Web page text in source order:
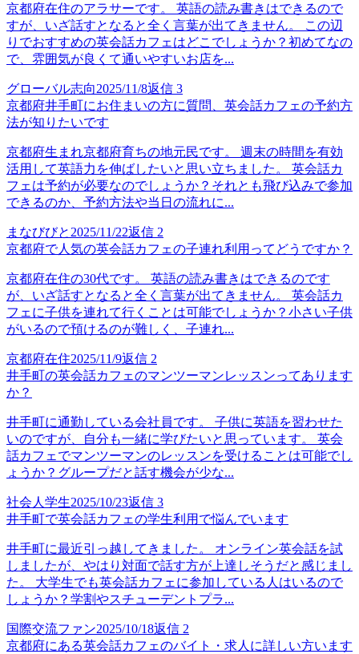
京都府在住のアラサーです。 英語の読み書きはできるので
すが、いざ話すとなると全く言葉が出てきません。 この辺
りでおすすめの英会話カフェはどこでしょうか？初めてなの
で、雰囲気が良くて通いやすいお店を...
グローバル志向2025/11/8返信 3
京都府井手町にお住まいの方に質問、英会話カフェの予約方
法が知りたいです
京都府生まれ京都府育ちの地元民です。 週末の時間を有効
活用して英語力を伸ばしたいと思い立ちました。 英会話カ
フェは予約が必要なのでしょうか？それとも飛び込みで参加
できるのか、予約方法や当日の流れに...
まなびびと 2025/11/22返信 2
京都府で人気の英会話カフェの子連れ利用ってどうですか？
京都府在住の30代です。 英語の読み書きはできるのです
が、いざ話すとなると全く言葉が出てきません。 英会話カ
フェに子供を連れて行くことは可能でしょうか？小さい子供
がいるので預けるのが難しく、子連れ...
京都府在住2025/11/9返信 2
井手町の英会話カフェのマンツーマンレッスンってあります
か？
井手町に通勤している会社員です。 子供に英語を習わせた
いのですが、自分も一緒に学びたいと思っています。 英会
話カフェでマンツーマンのレッスンを受けることは可能でし
ょうか？グループだと話す機会が少な...
社会人学生2025/10/23返信 3
井手町で英会話カフェの学生利用で悩んでいます
井手町に最近引っ越してきました。 オンライン英会話を試
しましたが、やはり対面で話す方が上達しそうだと感じまし
た。 大学生でも英会話カフェに参加している人はいるので
しょうか？学割やスチューデントプラ...
国際交流ファン2025/10/18返信 2
京都府にある英会話カフェのバイト・求人に詳しい方います